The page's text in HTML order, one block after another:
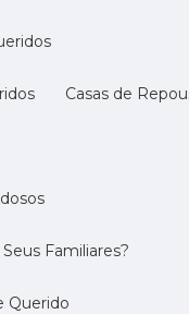
Casas de
Familiares?
Querido